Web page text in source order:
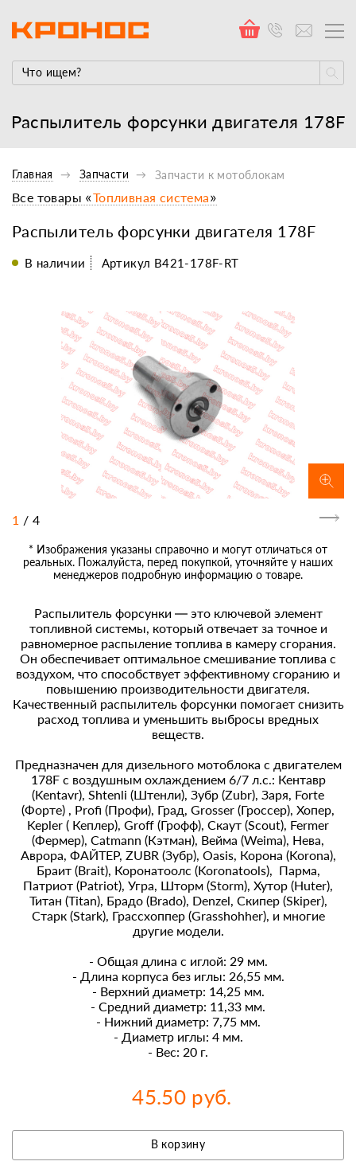
Распылитель форсунки двигателя 178F
Главная Запчасти Запчасти к мотоблокам
Распылитель форсунки двигателя 178F
Все товары «Топливная система»
В наличии Артикул B421-178F-RT
1 / 4
* Изображения указаны справочно и могут отличаться от
реальных. Пожалуйста, перед покупкой, уточняйте у наших
менеджеров подробную информацию о товаре.
Распылитель форсунки — это ключевой элемент
топливной системы, который отвечает за точное и
равномерное распыление топлива в камеру сгорания.
Он обеспечивает оптимальное смешивание топлива с
воздухом, что способствует эффективному сгоранию и
повышению производительности двигателя.
Качественный распылитель форсунки помогает снизить
расход топлива и уменьшить выбросы вредных
веществ.
Предназначен для дизельного мотоблока с двигателем
178F с воздушным охлаждением 6/7 л.с.: Кентавр
(Kentavr), Shtenli (Штенли), Зубр (Zubr), Заря, Forte
(Форте) , Profi (Профи), Град, Grosser (Гроссер), Хопер,
Kepler ( Кеплер), Groff (Грофф), Скаут (Scout), Fermer
(Фермер), Catmann (Кэтман), Вейма (Weima), Нева,
Аврора, ФАЙТЕР, ZUВR (Зубр), Oasis, Корона (Korona),
Браит (Brait), Коронатоолс (Koronatools), Парма,
Патриот (Patriot), Угра, Шторм (Storm), Хутор (Huter),
Титан (Titan), Брадо (Brado), Denzel, Скипер (Skiper),
Старк (Stark), Грассхоппер (Grasshohher), и многие
другие модели.
- Общая длина с иглой: 29 мм.
- Длина корпуса без иглы: 26,55 мм.
- Верхний диаметр: 14,25 мм.
- Средний диаметр: 11,33 мм.
- Нижний диаметр: 7,75 мм.
- Диаметр иглы: 4 мм.
- Вес: 20 г.
45.50 руб.
В корзину